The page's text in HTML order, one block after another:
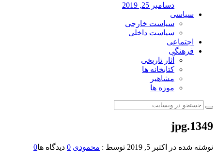
دسامبر 25, 2019
سیاسی
سیاست خارجی
سیاست داخلی
اجتماعی
فرهنگی
آثار تاریخی
کتابخانه ها
مشاهیر
موزه ها
1349.jpg
نوشته شده در اکتبر 5, 2019 توسط : محمودی 0 دیدگاه ها0